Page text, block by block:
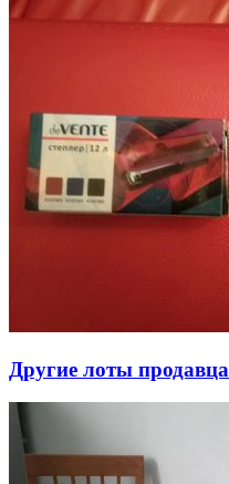
Другие лоты продавца